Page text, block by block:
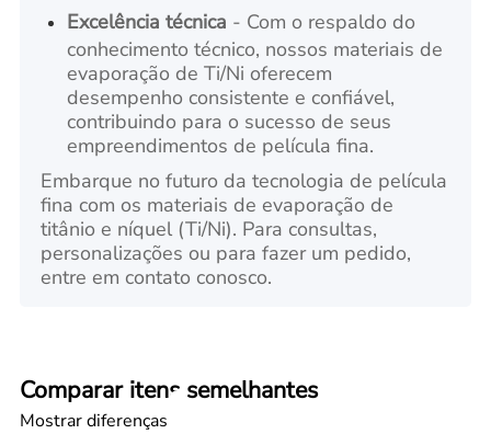
Excelência técnica - Com o respaldo do
conhecimento técnico, nossos materiais de
evaporação de Ti/Ni oferecem
desempenho consistente e confiável,
contribuindo para o sucesso de seus
empreendimentos de película fina.
Embarque no futuro da tecnologia de película
fina com os materiais de evaporação de
titânio e níquel (Ti/Ni). Para consultas,
personalizações ou para fazer um pedido,
entre em contato conosco.
Comparar itens semelhantes
Mostrar diferenças